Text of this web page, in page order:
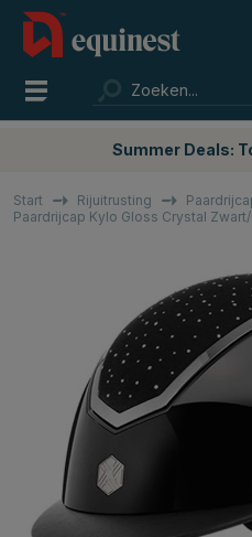
Summer Deals:
Start Rijuitrusting
Paardrijcap Kylo Gloss Crystal